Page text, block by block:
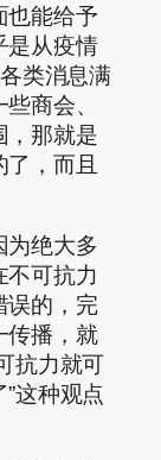
也能给予
是从疫情
类消息满
商会、
，那就是
，而且
为绝大多
不可抗力
误的，完
传播，就
抗力就可
这种观点